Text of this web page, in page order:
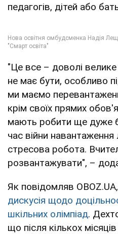
педагогів, дітей або
"Це все – доволі
не має бути, особливо
ми маємо
крім своїх прямих
мають робити ще дуже
час війни
стресова робота.
розвантажувати", –
Як повідомляв
дискусія щодо
шкільних олімпіад.
що після кількох